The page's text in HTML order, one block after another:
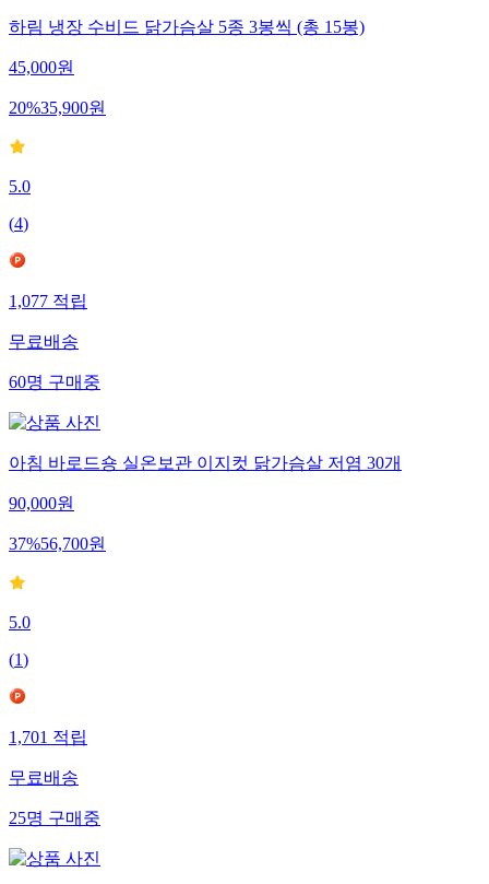
하림 냉장 수비드 닭가슴살 5종 3봉씩 (총 15봉)
45,000원
20%35,900원
5.0
(4)
1,077적립
무료배송
60명구매중
아침 바로드숑 실온보관 이지컷 닭가슴살 저염 30개
90,000원
37%56,700원
5.0
(1)
1,701적립
무료배송
25명구매중